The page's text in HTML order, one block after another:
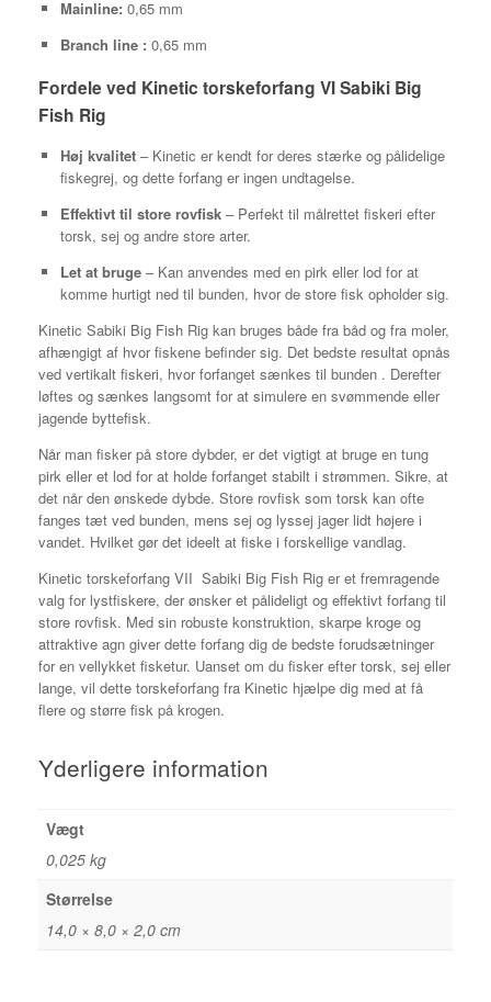
Mainline: 0,65 mm
Branch line : 0,65 mm
Fordele ved Kinetic torskeforfang VI Sabiki Big
Fish Rig
Høj kvalitet– Kinetic er kendt for deres stærke og pålidelige
fiskegrej, og dette forfang er ingen undtagelse.
Effektivt til store rovfisk– Perfekt til målrettet fiskeri efter
torsk, sej og andre store arter.
Let at bruge– Kan anvendes med en pirk eller lod for at
komme hurtigt ned til bunden, hvor de store fisk opholder sig.
Kinetic Sabiki Big Fish Rig kan bruges både fra båd og fra moler,
afhængigt af hvor fiskene befinder sig. Det bedste resultat opnås
ved vertikalt fiskeri, hvor forfanget sænkes til bunden . Derefter
løftes og sænkes langsomt for at simulere en svømmende eller
jagende byttefisk.
Når man fisker på store dybder, er det vigtigt at bruge en tung
pirk eller et lod for at holde forfanget stabilt i strømmen. Sikre, at
det når den ønskede dybde. Store rovfisk som torsk kan ofte
fanges tæt ved bunden, mens sej og lyssej jager lidt højere i
vandet. Hvilket gør det ideelt at fiske i forskellige vandlag.
Kinetic torskeforfang VII Sabiki Big Fish Rig er et fremragende
valg for lystfiskere, der ønsker et pålideligt og effektivt forfang til
store rovfisk. Med sin robuste konstruktion, skarpe kroge og
attraktive agn giver dette forfang dig de bedste forudsætninger
for en vellykket fisketur. Uanset om du fisker efter torsk, sej eller
lange, vil dette torskeforfang fra Kinetic hjælpe dig med at få
flere og større fisk på krogen.
Yderligere information
Vægt
0,025 kg
Størrelse
14,0 × 8,0 × 2,0 cm